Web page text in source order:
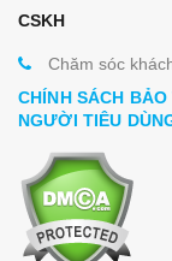
CSKH
Chăm sóc
CHÍNH SÁCH
NGƯỜI TIÊU